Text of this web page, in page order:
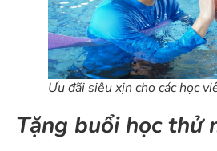
Ưu đãi siêu xịn cho các học
Tặng buổi học thử